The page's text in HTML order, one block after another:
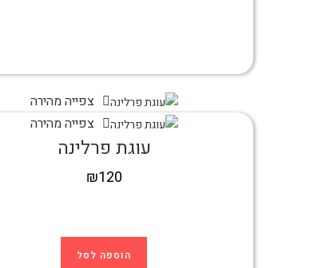
צפייה מהירה
צפייה מהירה
עוגת פרלינה
₪120
הוספה לסל